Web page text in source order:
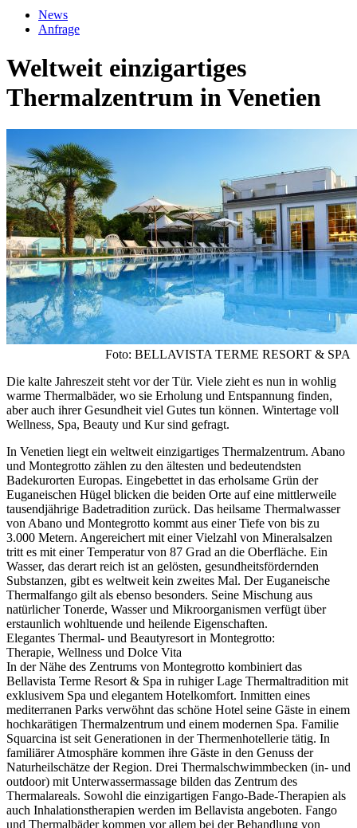
News
Anfrage
Weltweit einzigartiges
Thermalzentrum in Venetien
Foto: BELLAVISTA TERME RESORT & SPA
Die kalte Jahreszeit steht vor der Tür. Viele zieht es nun in wohlig
warme Thermalbäder, wo sie Erholung und Entspannung finden,
aber auch ihrer Gesundheit viel Gutes tun können. Wintertage voll
Wellness, Spa, Beauty und Kur sind gefragt.
In Venetien liegt ein weltweit einzigartiges Thermalzentrum. Abano
und Montegrotto zählen zu den ältesten und bedeutendsten
Badekurorten Europas. Eingebettet in das erholsame Grün der
Euganeischen Hügel blicken die beiden Orte auf eine mittlerweile
tausendjährige Badetradition zurück. Das heilsame Thermalwasser
von Abano und Montegrotto kommt aus einer Tiefe von bis zu
3.000 Metern. Angereichert mit einer Vielzahl von Mineralsalzen
tritt es mit einer Temperatur von 87 Grad an die Oberfläche. Ein
Wasser, das derart reich ist an gelösten, gesundheitsfördernden
Substanzen, gibt es weltweit kein zweites Mal. Der Euganeische
Thermalfango gilt als ebenso besonders. Seine Mischung aus
natürlicher Tonerde, Wasser und Mikroorganismen verfügt über
erstaunlich wohltuende und heilende Eigenschaften.
Elegantes Thermal- und Beautyresort in Montegrotto:
Therapie, Wellness und Dolce Vita
In der Nähe des Zentrums von Montegrotto kombiniert das
Bellavista Terme Resort & Spa in ruhiger Lage Thermaltradition mit
exklusivem Spa und elegantem Hotelkomfort. Inmitten eines
mediterranen Parks verwöhnt das schöne Hotel seine Gäste in einem
hochkarätigen Thermalzentrum und einem modernen Spa. Familie
Squarcina ist seit Generationen in der Thermenhotellerie tätig. In
familiärer Atmosphäre kommen ihre Gäste in den Genuss der
Naturheilschätze der Region. Drei Thermalschwimmbecken (in- und
outdoor) mit Unterwassermassage bilden das Zentrum des
Thermalareals. Sowohl die einzigartigen Fango-Bade-Therapien als
auch Inhalationstherapien werden im Bellavista angeboten. Fango
und Thermalbäder kommen vor allem bei der Behandlung von